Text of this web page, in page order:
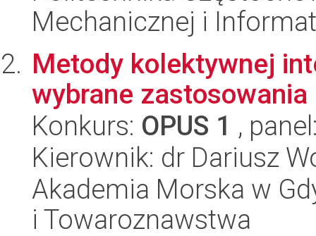
Mechanicznej i
Metody kolektywnej
wybrane zastosowania
Konkurs: OPUS 1 ,
Kierownik: dr Dariusz
Akademia Morska w
i Towaroznawstwa